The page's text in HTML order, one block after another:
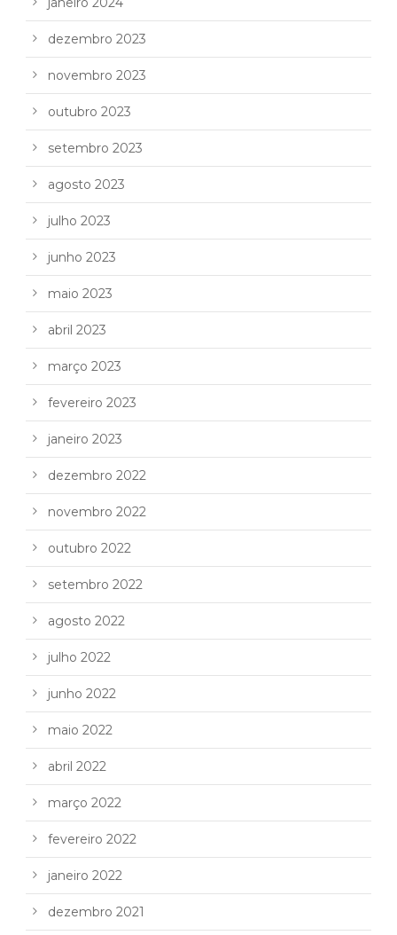
dezembro 2023
novembro 2023
outubro 2023
setembro 2023
agosto 2023
julho 2023
junho 2023
maio 2023
abril 2023
março 2023
fevereiro 2023
janeiro 2023
dezembro 2022
novembro 2022
outubro 2022
setembro 2022
agosto 2022
julho 2022
junho 2022
maio 2022
abril 2022
março 2022
fevereiro 2022
janeiro 2022
dezembro 2021